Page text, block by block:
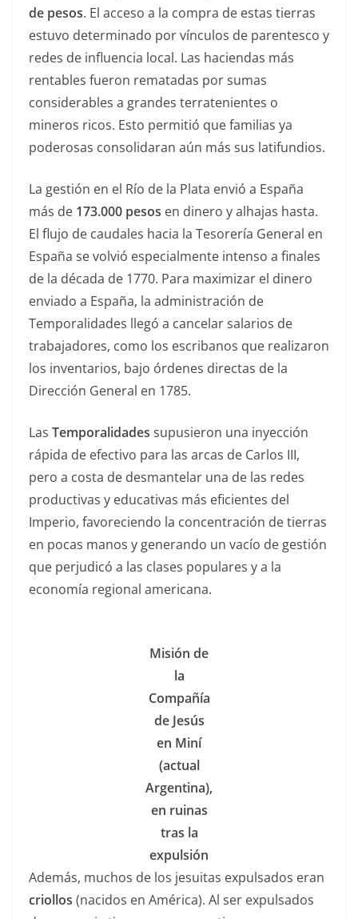
de pesos. El acceso a la compra de estas tierras
estuvo determinado por vínculos de parentesco y
redes de influencia local. Las haciendas más
rentables fueron rematadas por sumas
considerables a grandes terratenientes o
mineros ricos. Esto permitió que familias ya
poderosas consolidaran aún más sus latifundios.
La gestión en el Río de la Plata envió a España
más de 173.000 pesos en dinero y alhajas hasta.
El flujo de caudales hacia la Tesorería General en
España se volvió especialmente intenso a finales
de la década de 1770. Para maximizar el dinero
enviado a España, la administración de
Temporalidades llegó a cancelar salarios de
trabajadores, como los escribanos que realizaron
los inventarios, bajo órdenes directas de la
Dirección General en 1785.
Las Temporalidades supusieron una inyección
rápida de efectivo para las arcas de Carlos III,
pero a costa de desmantelar una de las redes
productivas y educativas más eficientes del
Imperio, favoreciendo la concentración de tierras
en pocas manos y generando un vacío de gestión
que perjudicó a las clases populares y a la
economía regional americana.
Misión de
la
Compañía
de Jesús
en Miní
(actual
Argentina),
en ruinas
tras la
expulsión
Además, muchos de los jesuitas expulsados eran
criollos (nacidos en América). Al ser expulsados